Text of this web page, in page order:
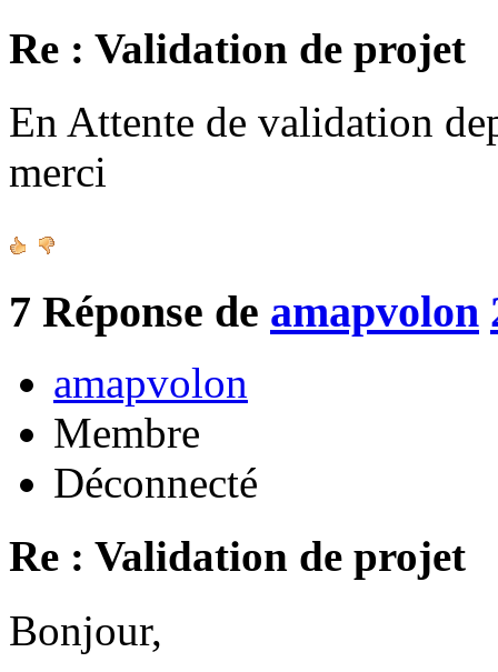
Re : Validation de projet
En Attente de validation
merci
7 Réponse de amapvolon
amapvolon
Membre
Déconnecté
Re : Validation de projet
Bonjour,